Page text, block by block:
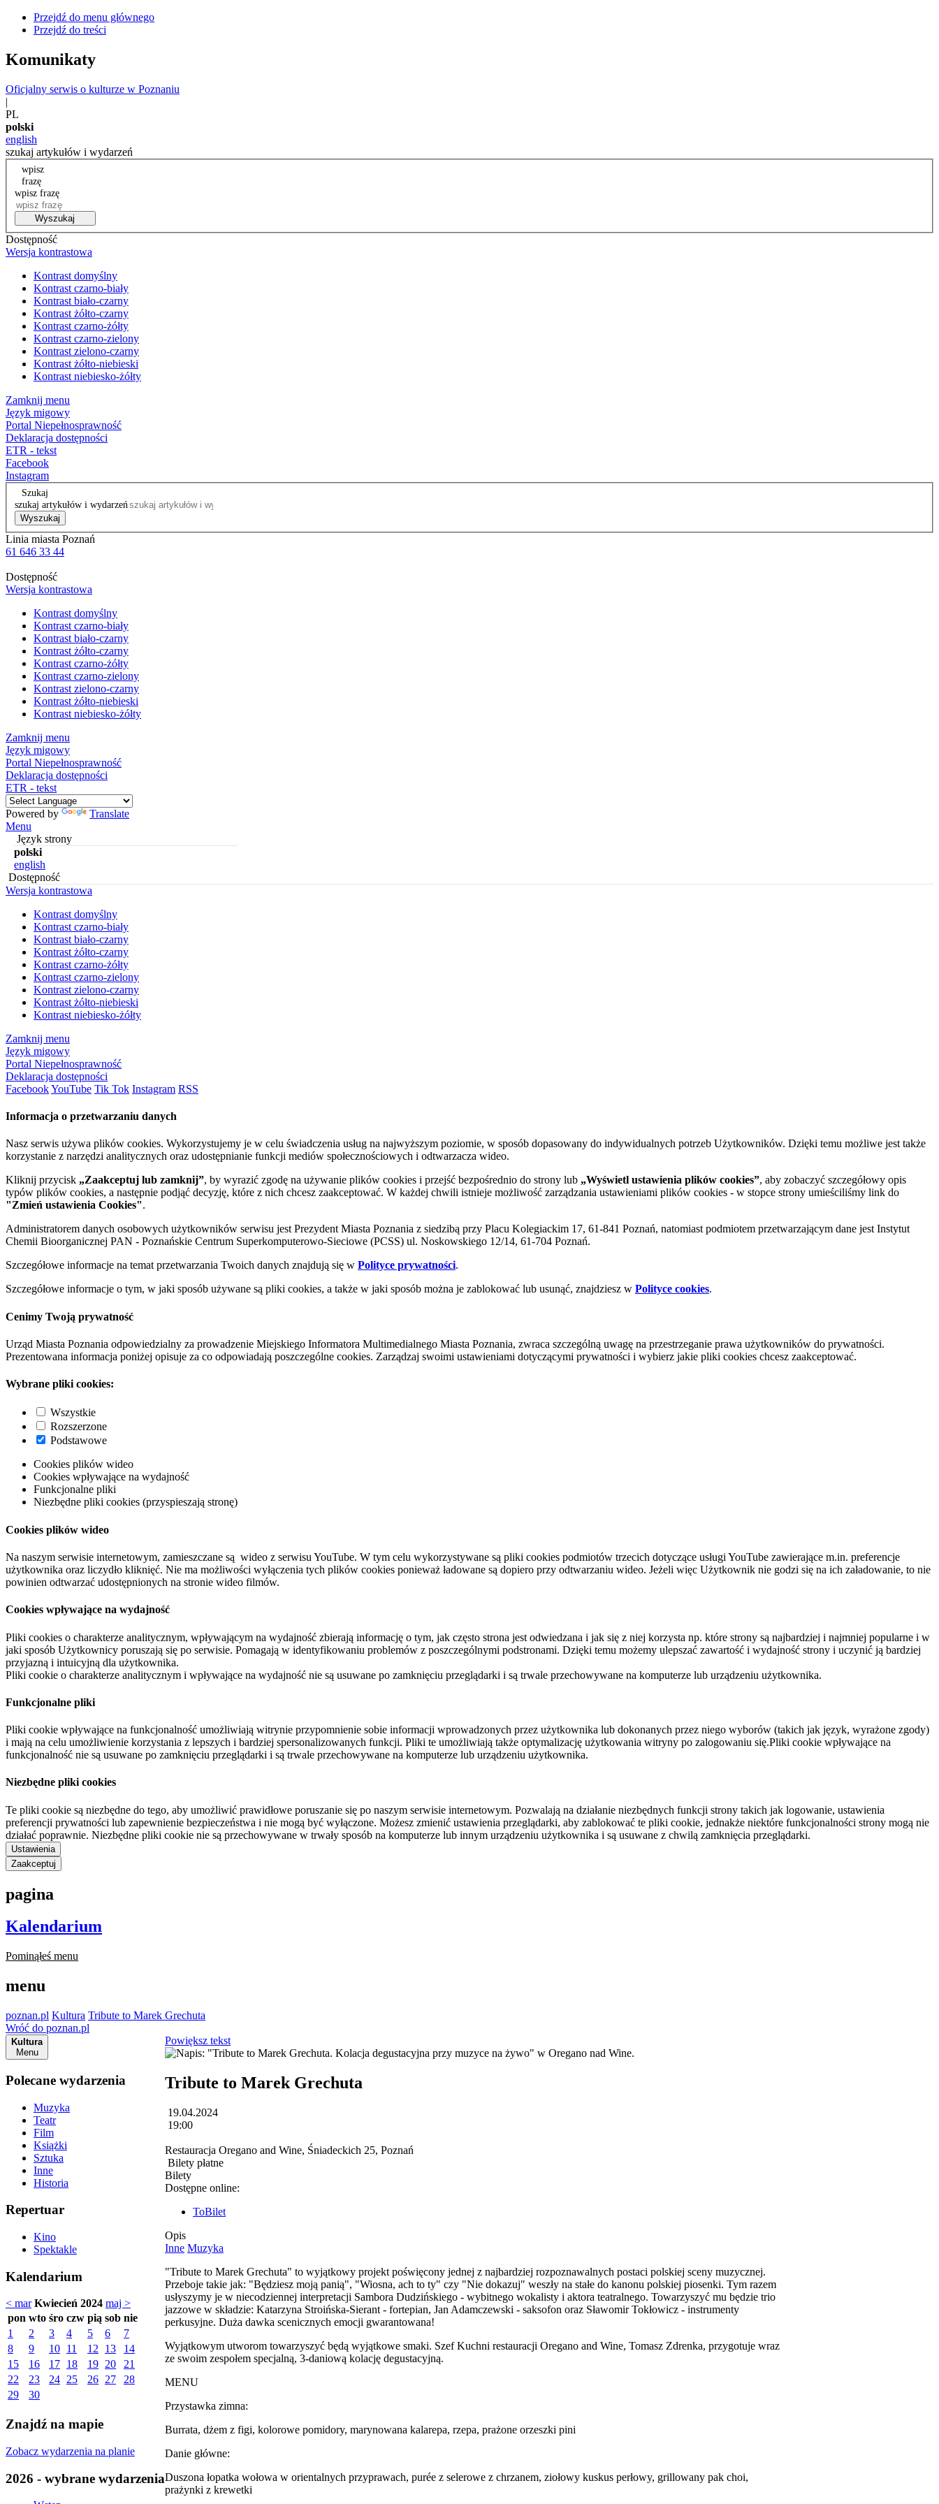
Przejdź do menu głównego
Przejdź do treści
Komunikaty
Oficjalny serwis o kulturze w Poznaniu
|
PL
polski
english
szukaj artykułów i wydarzeń
wpisz
frazę
wpisz frazę
Wyszukaj
Dostępność
Wersja kontrastowa
Kontrast domyślny
Kontrast czarno-biały
Kontrast biało-czarny
Kontrast żółto-czarny
Kontrast czarno-żółty
Kontrast czarno-zielony
Kontrast zielono-czarny
Kontrast żółto-niebieski
Kontrast niebiesko-żółty
Zamknij menu
Język migowy
Portal Niepełnosprawność
Deklaracja dostępności
ETR - tekst
Facebook
Instagram
Szukaj
szukaj artykułów i wydarzeń
Wyszukaj
Linia miasta Poznań
61 646 33 44
Dostępność
Wersja kontrastowa
Kontrast domyślny
Kontrast czarno-biały
Kontrast biało-czarny
Kontrast żółto-czarny
Kontrast czarno-żółty
Kontrast czarno-zielony
Kontrast zielono-czarny
Kontrast żółto-niebieski
Kontrast niebiesko-żółty
Zamknij menu
Język migowy
Portal Niepełnosprawność
Deklaracja dostępności
ETR - tekst
Powered by
Translate
Menu
Język strony
polski
english
Dostępność
Wersja kontrastowa
Kontrast domyślny
Kontrast czarno-biały
Kontrast biało-czarny
Kontrast żółto-czarny
Kontrast czarno-żółty
Kontrast czarno-zielony
Kontrast zielono-czarny
Kontrast żółto-niebieski
Kontrast niebiesko-żółty
Zamknij menu
Język migowy
Portal Niepełnosprawność
Deklaracja dostępności
FacebookYouTube Tik Tok Instagram RSS
Informacja o przetwarzaniu danych
Nasz serwis używa plików cookies. Wykorzystujemy je w celu świadczenia usług na najwyższym poziomie, w sposób dopasowany do indywidualnych potrzeb Użytkowników. Dzięki temu możliwe jest także
korzystanie z narzędzi analitycznych oraz udostępnianie funkcji mediów społecznościowych i odtwarzacza wideo.
Kliknij przycisk „Zaakceptuj lub zamknij”, by wyrazić zgodę na używanie plików cookies i przejść bezpośrednio do strony lub „Wyświetl ustawienia plików cookies”, aby zobaczyć szczegółowy opis
typów plików cookies, a następnie podjąć decyzję, które z nich chcesz zaakceptować. W każdej chwili istnieje możliwość zarządzania ustawieniami plików cookies - w stopce strony umieściliśmy link do
"Zmień ustawienia Cookies".
Administratorem danych osobowych użytkowników serwisu jest Prezydent Miasta Poznania z siedzibą przy Placu Kolegiackim 17, 61-841 Poznań, natomiast podmiotem przetwarzającym dane jest Instytut
Chemii Bioorganicznej PAN - Poznańskie Centrum Superkomputerowo-Sieciowe (PCSS) ul. Noskowskiego 12/14, 61-704 Poznań.
Szczegółowe informacje na temat przetwarzania Twoich danych znajdują się w Polityce prywatności.
Szczegółowe informacje o tym, w jaki sposób używane są pliki cookies, a także w jaki sposób można je zablokować lub usunąć, znajdziesz w Polityce cookies.
Cenimy Twoją prywatność
Urząd Miasta Poznania odpowiedzialny za prowadzenie Miejskiego Informatora Multimedialnego Miasta Poznania, zwraca szczególną uwagę na przestrzeganie prawa użytkowników do prywatności.
Prezentowana informacja poniżej opisuje za co odpowiadają poszczególne cookies. Zarządzaj swoimi ustawieniami dotyczącymi prywatności i wybierz jakie pliki cookies chcesz zaakceptować.
Wybrane pliki cookies:
Wszystkie
Rozszerzone
Podstawowe
Cookies plików wideo
Cookies wpływające na wydajność
Funkcjonalne pliki
Niezbędne pliki cookies (przyspieszają stronę)
Cookies plików wideo
Na naszym serwisie internetowym, zamieszczane są wideo z serwisu YouTube. W tym celu wykorzystywane są pliki cookies podmiotów trzecich dotyczące usługi YouTube zawierające m.in. preferencje
użytkownika oraz liczydło kliknięć. Nie ma możliwości wyłączenia tych plików cookies ponieważ ładowane są dopiero przy odtwarzaniu wideo. Jeżeli więc Użytkownik nie godzi się na ich załadowanie, to nie
powinien odtwarzać udostępnionych na stronie wideo filmów.
Cookies wpływające na wydajność
Pliki cookies o charakterze analitycznym, wpływającym na wydajność zbierają informację o tym, jak często strona jest odwiedzana i jak się z niej korzysta np. które strony są najbardziej i najmniej popularne i w
jaki sposób Użytkownicy poruszają się po serwisie. Pomagają w identyfikowaniu problemów z poszczególnymi podstronami. Dzięki temu możemy ulepszać zawartość i wydajność strony i uczynić ją bardziej
przyjazną i intuicyjną dla użytkownika.
Pliki cookie o charakterze analitycznym i wpływające na wydajność nie są usuwane po zamknięciu przeglądarki i są trwale przechowywane na komputerze lub urządzeniu użytkownika.
Funkcjonalne pliki
Pliki cookie wpływające na funkcjonalność umożliwiają witrynie przypomnienie sobie informacji wprowadzonych przez użytkownika lub dokonanych przez niego wyborów (takich jak język, wyrażone zgody)
i mają na celu umożliwienie korzystania z lepszych i bardziej spersonalizowanych funkcji. Pliki te umożliwiają także optymalizację użytkowania witryny po zalogowaniu się.Pliki cookie wpływające na
funkcjonalność nie są usuwane po zamknięciu przeglądarki i są trwale przechowywane na komputerze lub urządzeniu użytkownika.
Niezbędne pliki cookies
Te pliki cookie są niezbędne do tego, aby umożliwić prawidłowe poruszanie się po naszym serwisie internetowym. Pozwalają na działanie niezbędnych funkcji strony takich jak logowanie, ustawienia
preferencji prywatności lub zapewnienie bezpieczeństwa i nie mogą być wyłączone. Możesz zmienić ustawienia przeglądarki, aby zablokować te pliki cookie, jednakże niektóre funkcjonalności strony mogą nie
działać poprawnie. Niezbędne pliki cookie nie są przechowywane w trwały sposób na komputerze lub innym urządzeniu użytkownika i są usuwane z chwilą zamknięcia przeglądarki.
Ustawienia
Zaakceptuj
pagina
Kalendarium
Pominąłeś menu
menu
poznan.pl Kultura Tribute to Marek Grechuta
Wróć do poznan.pl
Kultura
Menu
Polecane wydarzenia
Muzyka
Teatr
Film
Książki
Sztuka
Inne
Historia
Repertuar
Kino
Spektakle
Kalendarium
< mar Kwiecień 2024 maj >
pon wto śro czw pią sob nie
1
2 3 4 5 6
7
8
9 10 11 12 13
14
15
16 17 18 19 20
21
22
23 24 25 26 27
28
29
30
Znajdź na mapie
Zobacz wydarzenia na planie
2026 - wybrane wydarzenia
Powiększ tekst
Tribute to Marek Grechuta
19.04.2024
19:00
Restauracja Oregano and Wine, Śniadeckich 25, Poznań
Bilety płatne
Bilety
Dostępne online:
ToBilet
Opis
Inne Muzyka
"Tribute to Marek Grechuta" to wyjątkowy projekt poświęcony jednej z najbardziej rozpoznawalnych postaci polskiej sceny muzycznej.
Przeboje takie jak: "Będziesz moją panią", "Wiosna, ach to ty" czy "Nie dokazuj" weszły na stałe do kanonu polskiej piosenki. Tym razem
usłyszymy je w niecodziennej interpretacji Sambora Dudzińskiego - wybitnego wokalisty i aktora teatralnego. Towarzyszyć mu będzie trio
jazzowe w składzie: Katarzyna Stroińska-Sierant - fortepian, Jan Adamczewski - saksofon oraz Sławomir Tokłowicz - instrumenty
perkusyjne. Duża dawka scenicznych emocji gwarantowana!
Wyjątkowym utworom towarzyszyć będą wyjątkowe smaki. Szef Kuchni restauracji Oregano and Wine, Tomasz Zdrenka, przygotuje wraz
ze swoim zespołem specjalną, 3-daniową kolację degustacyjną.
MENU
Przystawka zimna:
Burrata, dżem z figi, kolorowe pomidory, marynowana kalarepa, rzepa, prażone orzeszki pini
Danie główne:
Duszona łopatka wołowa w orientalnych przyprawach, purée z selerowe z chrzanem, ziołowy kuskus perłowy, grillowany pak choi,
prażynki z krewetki